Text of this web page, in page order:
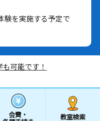
験を実施する予定で
可能です！
会費・ 教室検索